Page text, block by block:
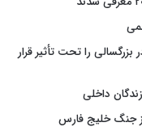
را تحت تأثیر قرار
داخلی
جنگ خلیج فارس